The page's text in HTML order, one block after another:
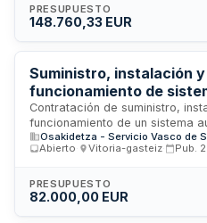
este proceso para la
infraestructuras,
interpretativo. El proyecto
del espacio hasta la dotación
interpretación y gestión del
PRESUPUESTO
148.760,33 EUR
Suministro, instalación
funcionamiento de
Centro de Simulación
Universitario Araba
Contratación de suministro,
funcionamiento de un sistema
de Simulación Médica del
dependiente de la Organización
complementarios necesarios
equipamiento audiovisual en
Osakidetza - Servicio Vasco de
Abierto
Vitoria-gasteiz Pub.
PRESUPUESTO
82.000,00 EUR